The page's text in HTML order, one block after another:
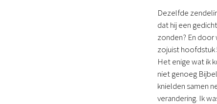
Dezelfde
dat hij een
zonden? En door
zojuist hoofdstuk
Het enige wat ik
niet genoeg
knielden samen
verandering. Ik